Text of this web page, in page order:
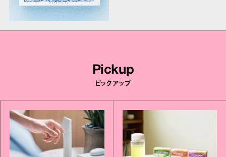
Pickup
ピックアップ